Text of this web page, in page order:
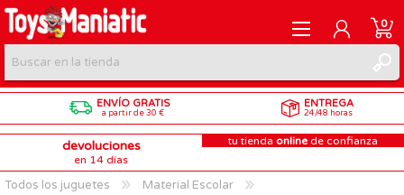
REGISTRARME
INICIAR SESIÓN
0
ENVÍO GRATIS
a partir de 30 €
ENTREGA
24/48 horas
devoluciones
en 14 días
tu tienda online de confianza
Todos los juguetes
Material Escolar